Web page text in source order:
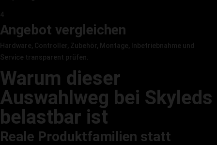
4
Angebot vergleichen
Hardware, Controller, Zubehör, Montage, Inbetriebnahme und
Service transparent prüfen.
Warum dieser
Auswahlweg bei Skyleds
belastbar ist
Reale Produktfamilien statt